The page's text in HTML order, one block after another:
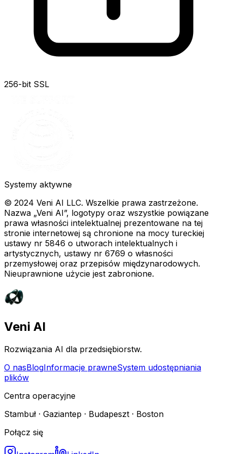
256-bit SSL
Systemy aktywne
© 2024 Veni AI LLC. Wszelkie prawa zastrzeżone.
Nazwa „Veni AI”, logotypy oraz wszystkie powiązane
prawa własności intelektualnej prezentowane na tej
stronie internetowej są chronione na mocy tureckiej
ustawy nr 5846 o utworach intelektualnych i
artystycznych, ustawy nr 6769 o własności
przemysłowej oraz przepisów międzynarodowych.
Nieuprawnione użycie jest zabronione.
Veni AI
Rozwiązania AI dla przedsiębiorstw.
O nasBlogInformacje prawneSystem udostępniania
plików
Centra operacyjne
Stambuł · Gaziantep · Budapeszt · Boston
Połącz się